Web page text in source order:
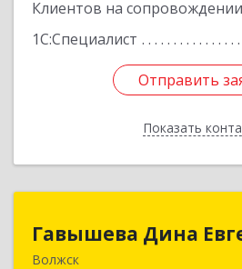
Клиентов на сопровождении
1С:Специалист
Отправить
Показать
Отправить
Назад
Гавышева Дина
Волжск